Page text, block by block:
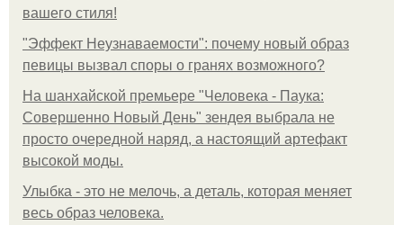
вашего стиля!
"Эффект Неузнаваемости": почему новый образ
певицы вызвал споры о гранях возможного?
На шанхайской премьере "Человека - Паука:
Совершенно Новый День" зендея выбрала не
просто очередной наряд, а настоящий артефакт
высокой моды.
Улыбка - это не мелочь, а деталь, которая меняет
весь образ человека.